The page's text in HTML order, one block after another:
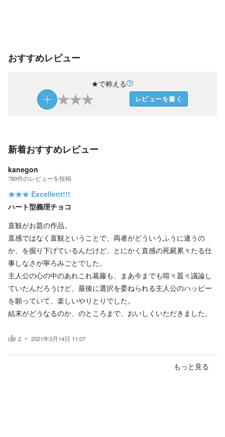
おすすめレビュー
★で称える
★★★ レビューを書く
新着おすすめレビュー
kanegon
780件のレビューを投稿
★★★ Excellent!!!
ハート型義理チョコ
直観がお題の作品。
直感ではなく直観ということで、両者がどういうふうに違うの
か、を掘り下げているんだけど、とにかく直感の死屍累々たる仕
事しなさが寧ろみごとでした。
主人公の心の中のあれこれ葛藤も、まあ今までも喧々囂々議論し
ていたんだろうけど、最後に選択を委ねられる主人公のハッピー
を願っていて、楽しいやりとりでした。
結末がどうなるのか、のところまで、おいしくいただきました。
2 2021年3月14日 11:07
もっと見る